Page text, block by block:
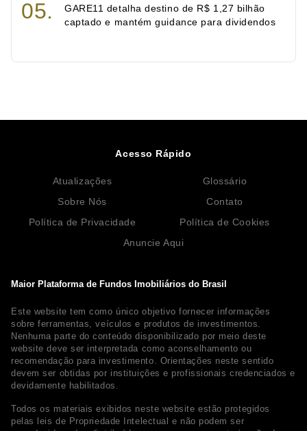
GARE11 detalha destino de R$ 1,27 bilhão
captado e mantém guidance para dividendos
Maior Plataforma de Fundos Imobiliários do Brasil
Este website tem como único objetivo fornecer informações
sobre ferramentas, veículos e produtos de investimentos.
Nenhuma parte do conteúdo disponibilizado por meio deste
website deve ser interpretada como aconselhamento ou
recomendação para investimento. Orientações neste sentido
devem ser obtidas por instituições e profissionais credenciados e
devidamente habilitados.
Todos os materiais exibidos neste website estão protegidos
pelas leis de Propriedade Intelectual e não podem ser
Acesso Rápido
Atualizações
Glossário
Sobre Nós
Contato
Política de Privacidade
Política de Cookies
Anuncie Aqui